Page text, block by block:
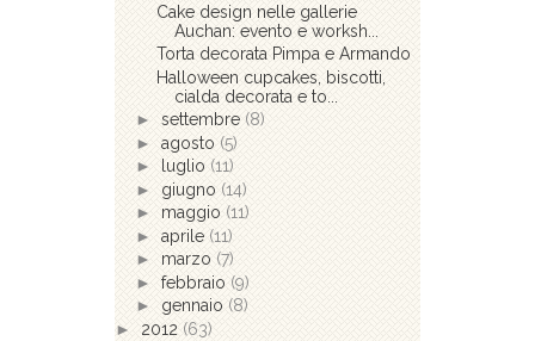
Cake design nelle gallerie
Auchan: evento e worksh...
Torta decorata Pimpa e Armando
Halloween cupcakes, biscotti,
cialda decorata e to...
► settembre (8)
► agosto (5)
► luglio (11)
► giugno (14)
► maggio (11)
► aprile (11)
► marzo (7)
► febbraio (9)
► gennaio (8)
► 2012 (63)